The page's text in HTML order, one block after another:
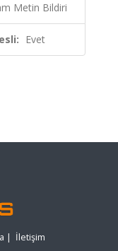
Metin Bildiri
Evet
| İletişim